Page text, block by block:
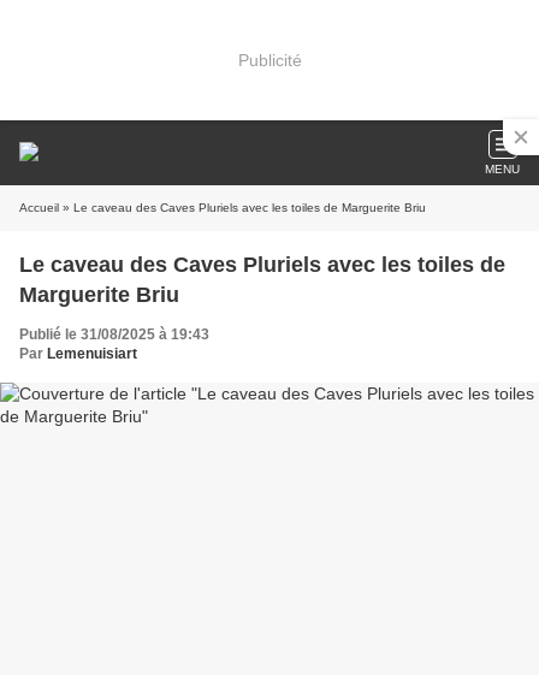
Publicité
MENU
Accueil » Le caveau des Caves Pluriels avec les toiles de Marguerite Briu
Le caveau des Caves Pluriels avec les toiles de
Marguerite Briu
Publié le 31/08/2025 à 19:43
Par Lemenuisiart